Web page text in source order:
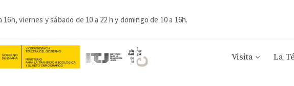
16h, viernes y sábado de 10 a 22 h y domingo de 10 a 16h.
Visita La